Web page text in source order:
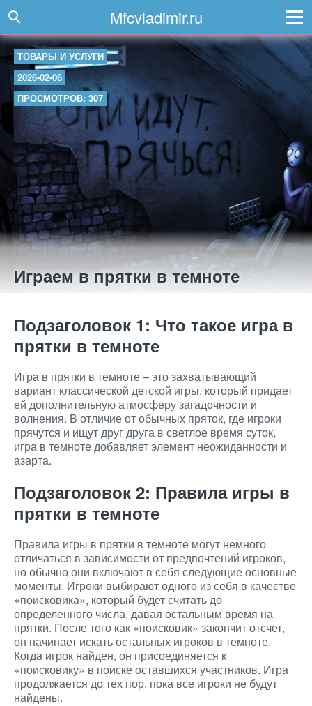
Mfcvladimir.ru
ТОВАРЫ И УСЛУГИ
2026-02-06
ПРОСМОТРОВ: 307
Играем в прятки в темноте
Подзаголовок 1: Что такое игра в
прятки в темноте
Игра в прятки в темноте – это захватывающий
вариант классической детской игры, который придает
ей дополнительную атмосферу загадочности и
волнения. В отличие от обычных пряток, где игроки
прячутся и ищут друг друга в светлое время суток,
игра в темноте добавляет элемент неожиданности и
азарта.
Подзаголовок 2: Правила игры в
прятки в темноте
Правила игры в прятки в темноте могут немного
отличаться в зависимости от предпочтений игроков,
но обычно они включают в себя следующие основные
моменты. Игроки выбирают одного из себя в качестве
«поисковика», который будет считать до
определенного числа, давая остальным время на
прятки. После того как «поисковик» закончит отсчет,
он начинает искать остальных игроков в темноте.
Когда игрок найден, он присоединяется к
«поисковику» в поиске оставшихся участников. Игра
продолжается до тех пор, пока все игроки не будут
найдены.